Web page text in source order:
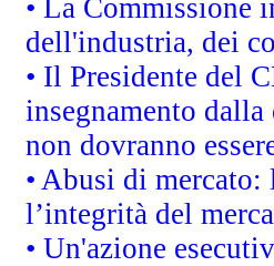
• La Commissione
dell'industria, dei
• Il Presidente del
insegnamento
non dovranno
• Abusi di mercato:
l’integrità del
• Un'azione